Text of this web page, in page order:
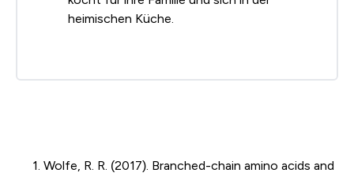
heimischen Küche.
1. Wolfe, R. R. (2017). Branched-chain amino acids and